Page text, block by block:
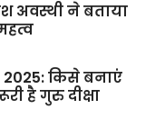
अवस्थी ने बताया
2025: किसे बनाएं
है गुरु दीक्षा